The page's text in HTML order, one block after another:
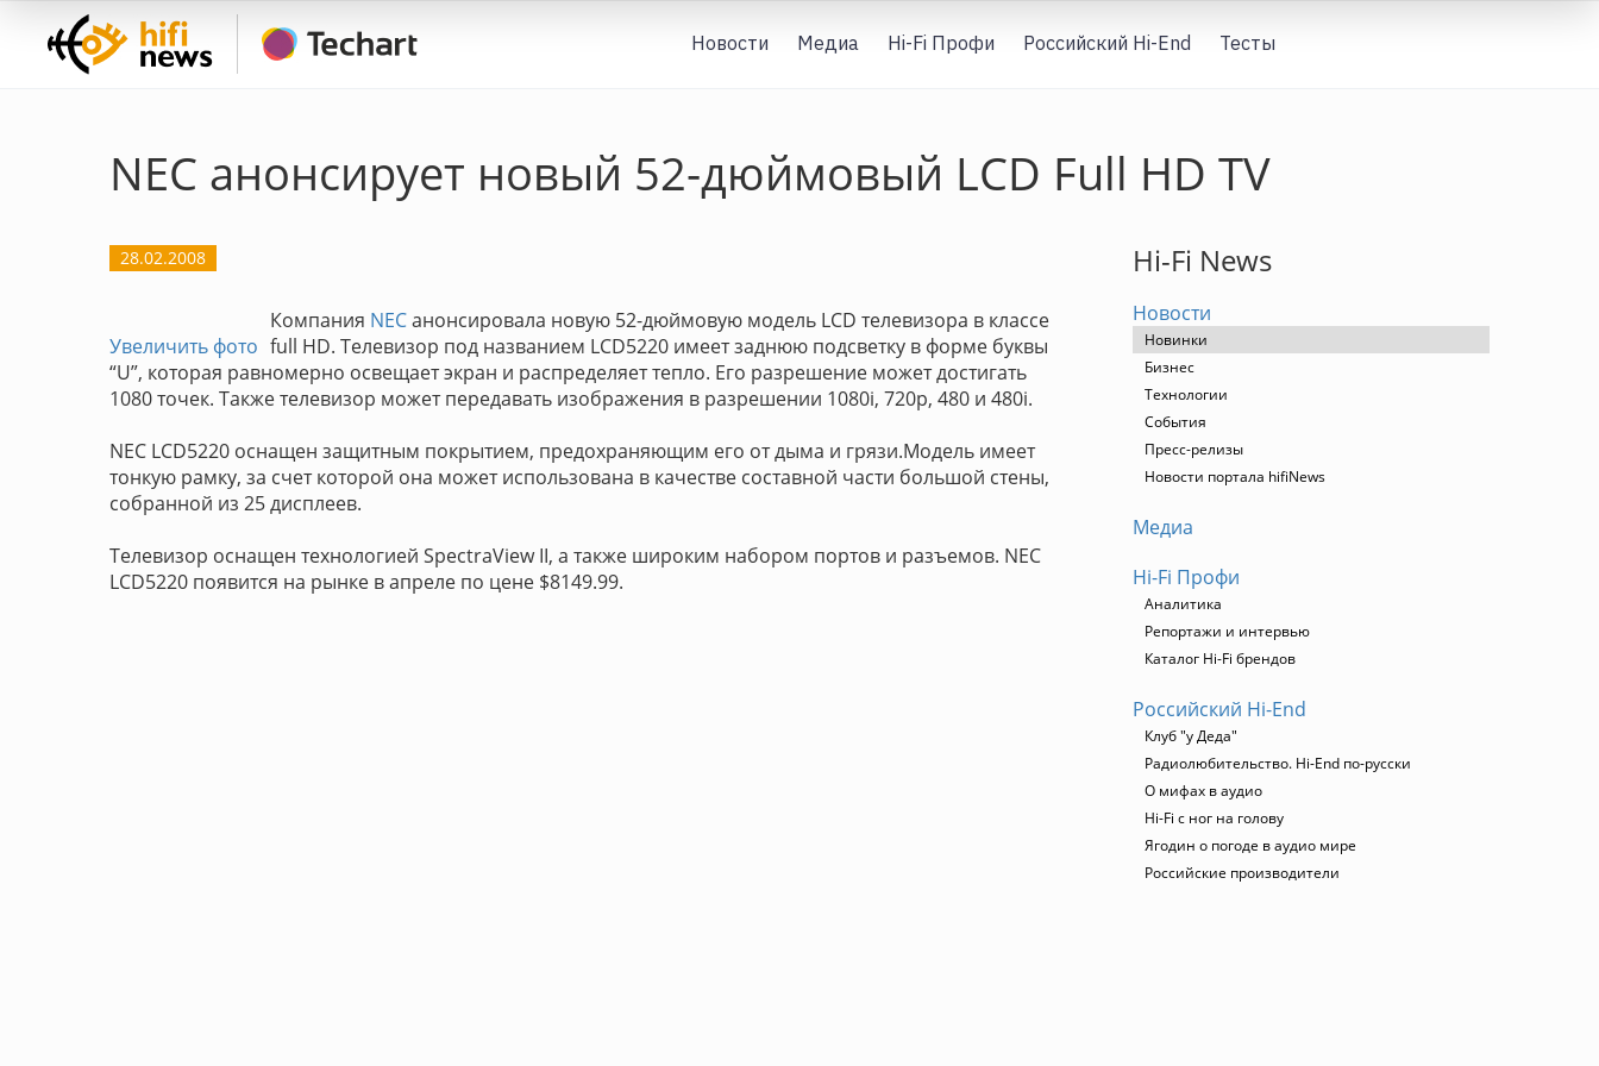
Новости Медиа Hi-Fi Профи Российский Hi-End Тесты
NEC анонсирует новый 52-дюймовый LCD Full HD TV
28.02.2008
Увеличить фото
Компания NECанонсировала новую 52-дюймовую модель LCD телевизора в классе
full HD. Телевизор под названием LCD5220 имеет заднюю подсветку в форме буквы
“U”, которая равномерно освещает экран и распределяет тепло. Его разрешение может достигать
1080 точек. Также телевизор может передавать изображения в разрешении 1080i, 720p, 480 и 480i.
NEC LCD5220 оснащен защитным покрытием, предохраняющим его от дыма и грязи.Модель имеет
тонкую рамку, за счет которой она может использована в качестве составной части большой стены,
собранной из 25 дисплеев.
Телевизор оснащен технологией SpectraView II, а также широким набором портов и разъемов. NEC
LCD5220 появится на рынке в апреле по цене $8149.99.
Hi-Fi News
Новости
Новинки
Бизнес
Технологии
События
Пресс-релизы
Новости портала hifiNews
Медиа
Hi-Fi Профи
Аналитика
Репортажи и интервью
Каталог Hi-Fi брендов
Российский Hi-End
Клуб "у Деда"
Радиолюбительство. Hi-End по-русски
О мифах в аудио
Hi-Fi с ног на голову
Ягодин о погоде в аудио мире
Российские производители